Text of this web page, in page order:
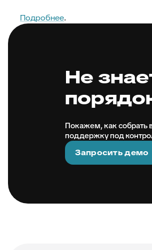
Подробнее.
Не
Покажем, как собрать
поддержку под
Запросить демо